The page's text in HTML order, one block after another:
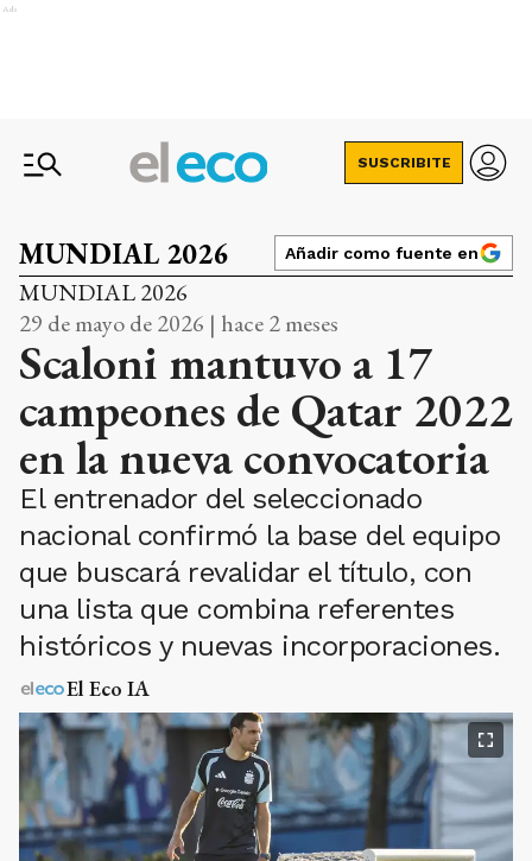
Ads
SUSCRIBITE
MUNDIAL 2026 Añadir como fuente en
MUNDIAL 2026
29 de mayo de 2026 | hace 2 meses
Scaloni mantuvo a 17
campeones de Qatar 2022
en la nueva convocatoria
El entrenador del seleccionado
nacional confirmó la base del equipo
que buscará revalidar el título, con
una lista que combina referentes
históricos y nuevas incorporaciones.
El Eco IA